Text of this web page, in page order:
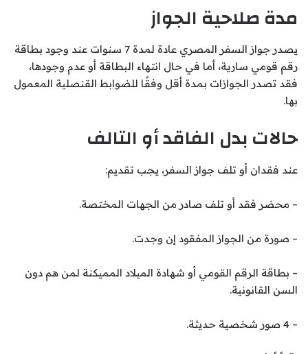
مدة صلاحية الجواز
يصدر جواز السفر المصري عادة لمدة 7 سنوات عند وجود بطاقة
رقم قومي سارية، أما في حال انتهاء البطاقة أو عدم وجودها،
فقد تصدر الجوازات بمدة أقل وفقًا للضوابط القنصلية المعمول
بها.
حالات بدل الفاقد أو التالف
عند فقدان أو تلف جواز السفر، يجب تقديم:
– محضر فقد أو تلف صادر من الجهات المختصة.
– صورة من الجواز المفقود إن وجدت.
– بطاقة الرقم القومي أو شهادة الميلاد المميكنة لمن هم دون
السن القانونية.
– 4 صور شخصية حديثة.